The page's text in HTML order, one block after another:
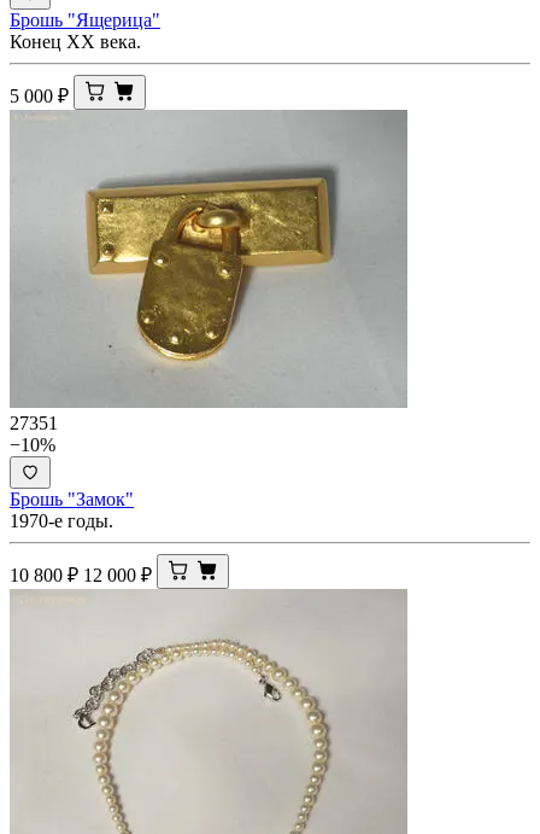
Брошь "Ящерица"
Конец XX века.
5 000 ₽
27351
−10%
Брошь "Замок"
1970-е годы.
10 800 ₽ 12 000 ₽